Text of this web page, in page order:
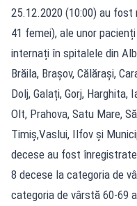
25.12.2020 (10:00) au
41 femei), ale unor
internați în spitalele din
Brăila, Brașov, Călărași,
Dolj, Galați, Gorj,
Olt, Prahova, Satu Mare,
Timiș,Vaslui, Ilfov și
decese au fost
8 decese la categoria de
categoria de vârstă 60-69